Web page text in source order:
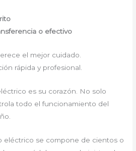
o efectivo
el mejor cuidado.
rápida y profesional.
es su corazón. No solo
todo el funcionamiento del
eléctrico se compone de cientos o